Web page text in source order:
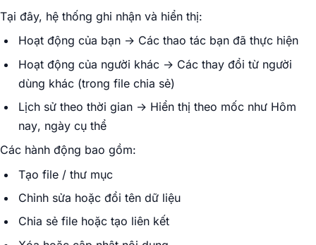
Tại đây, hệ thống ghi nhận và hiển thị:
Hoạt động của bạn → Các thao tác bạn đã thực hiện
Hoạt động của người khác → Các thay đổi từ người
dùng khác (trong file chia sẻ)
Lịch sử theo thời gian → Hiển thị theo mốc như Hôm
nay, ngày cụ thể
Các hành động bao gồm:
Tạo file / thư mục
Chỉnh sửa hoặc đổi tên dữ liệu
Chia sẻ file hoặc tạo liên kết